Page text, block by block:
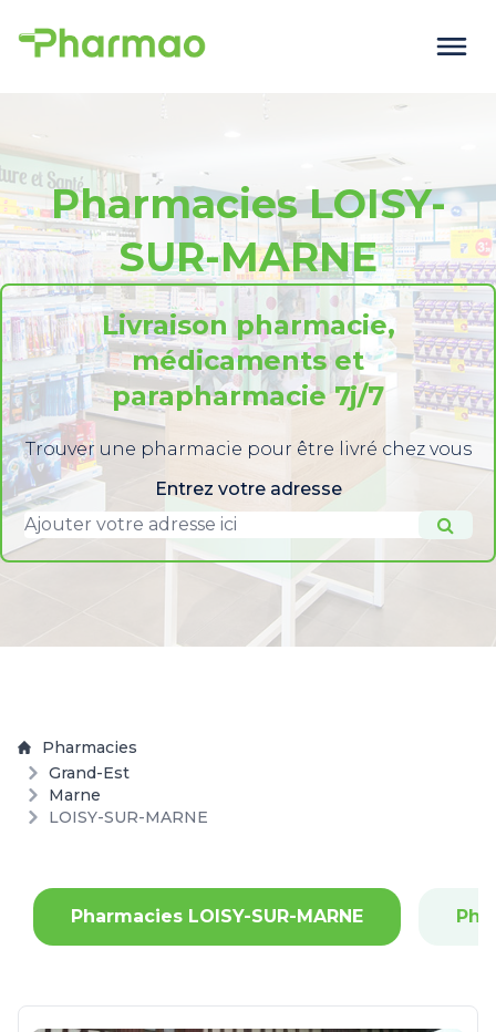
Pharmacies LOISY-
SUR-MARNE
Livraison pharmacie,
médicaments et
parapharmacie 7j/7
Trouver une pharmacie pour être livré chez vous
Entrez votre adresse
Pharmacies
Grand-Est
Marne
LOISY-SUR-MARNE
Pharmacies LOISY-SUR-MARNE